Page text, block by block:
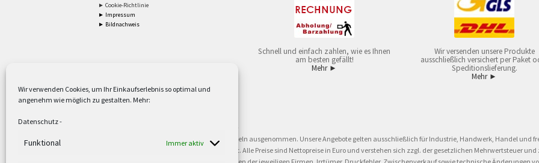
Wir verwenden Cookies, um Ihr Einkaufserlebnis so optimal und
angenehm wie möglich zu gestalten. Mehr:
Datenschutz-
Funktional Immer aktiv
► Cookie-Richtlinie
► Impressum
► Bildnachweis
Schnell und einfach zahlen, wie es Ihnen
am besten gefällt!
Mehr ►
Wir versenden unsere Produkte
ausschließlich versichert per Paket
Speditionslieferung.
Mehr ►
Versandkostenfrei ab 59,90 € Nettowarenwert. Inseln ausgenommen. Unsere Angebote gelten ausschließlich für Industrie, Handwerk, Handel und
oder gewerblichen Tätigkeit. Kein Verkauf an privat. Alle Preise sind Nettopreise in Euro und verstehen sich zzgl. der gesetzlichen Mehrwertsteuer